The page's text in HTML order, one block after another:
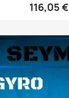
116,05 €